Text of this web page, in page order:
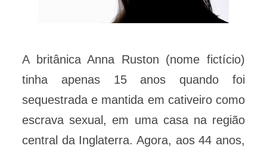
A britânica Anna Ruston (nome fictício)
tinha apenas 15 anos quando foi
sequestrada e mantida em cativeiro como
escrava sexual, em uma casa na região
central da Inglaterra. Agora, aos 44 anos,